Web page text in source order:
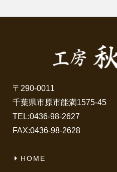
〒290-0011
千葉県市原市能満1575-45
TEL:0436-98-2627
FAX:0436-98-2628
HOME